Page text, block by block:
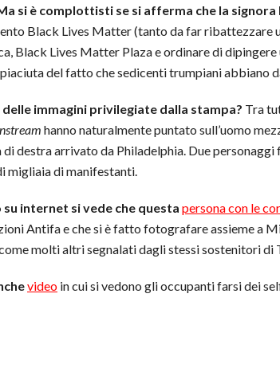
si è complottisti se si afferma che la signora
Black Lives Matter (tanto da far
Black Lives Matter Plaza e ordinare di
del fatto che sedicenti trumpiani abbiano
delle immagini privilegiate dalla stampa? Tra
hanno naturalmente puntato sull’uomo
di destra arrivato da Philadelphia. Due
migliaia di manifestanti.
su internet si vede che questa persona con le
Antifa e che si è fatto fotografare assieme a
molti altri segnalati dagli stessi sostenitori di
video in cui si vedono gli occupanti farsi dei